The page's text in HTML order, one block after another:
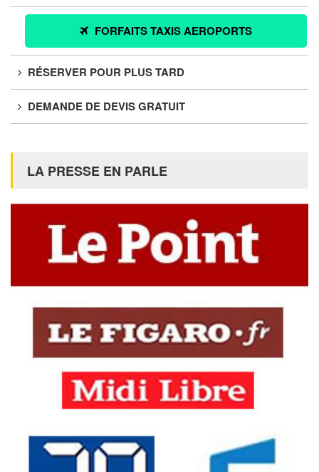
FORFAITS TAXIS AEROPORTS
RÉSERVER POUR PLUS TARD
DEMANDE DE DEVIS GRATUIT
LA PRESSE EN PARLE